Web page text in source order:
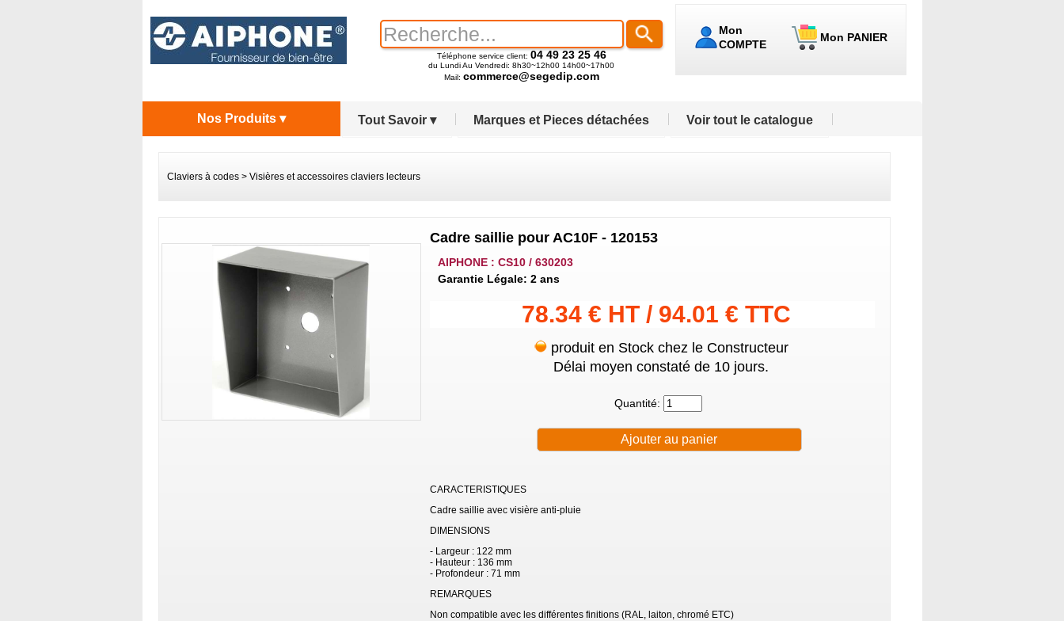
Mon
COMPTE
Mon PANIER
Téléphone service client: 04 49 23 25 46
du Lundi Au Vendredi: 8h30~12h00 14h00~17h00
Mail: commerce@segedip.com
Tout Savoir ▾ Marques et Pieces détachées Voir tout le catalogue
Nos Produits ▾
Claviers à codes> Visières et accessoires claviers lecteurs
Cadre saillie pour AC10F - 120153
AIPHONE : CS10 / 630203
Garantie Légale: 2 ans
78.34 € HT / 94.01 € TTC
produit en Stock chez le Constructeur
Délai moyen constaté de 10 jours.
Quantité:
CARACTERISTIQUES
Cadre saillie avec visière anti-pluie
DIMENSIONS
- Largeur : 122 mm
- Hauteur : 136 mm
- Profondeur : 71 mm
REMARQUES
Non compatible avec les différentes finitions (RAL, laiton, chromé ETC)